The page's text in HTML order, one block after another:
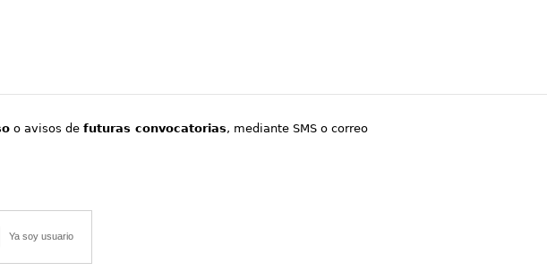
o avisos defuturas convocatorias, mediante SMS o correo
Ya soy usuario